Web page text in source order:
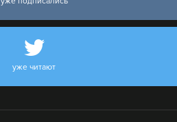
уже читают